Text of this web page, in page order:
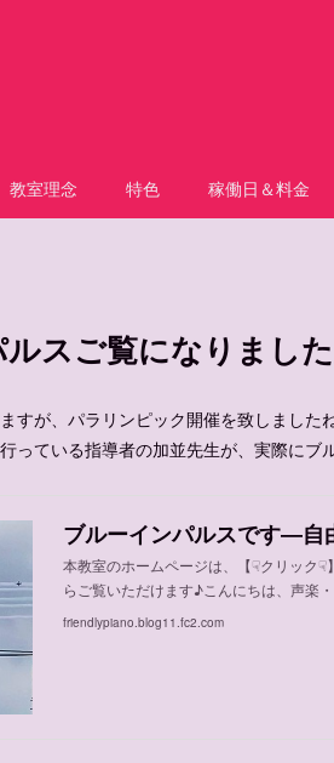
教室理念 特色 稼働日＆料金
スご覧になりまし
すが、パラリンピック開催を致しまし
っている指導者の加並先生が、実際に
本教室のホームページは、【☟クリック
らご覧いただけます♪こんにちは、声楽
friendlypiano.blog11.fc2.com